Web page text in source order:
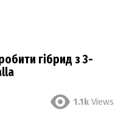
гібрид з 3-
1.1k Views